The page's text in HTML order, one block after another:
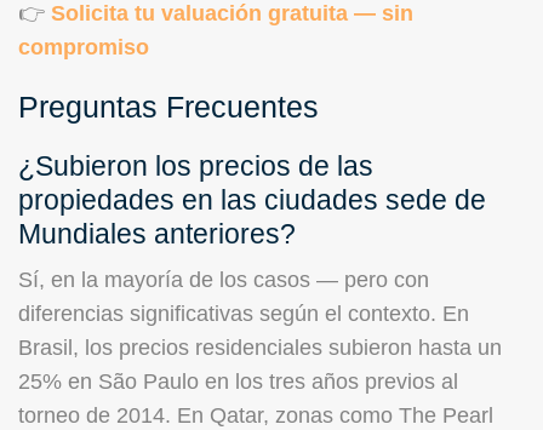
👉 Solicita tu valuación gratuita — sin
compromiso
Preguntas Frecuentes
¿Subieron los precios de las
propiedades en las ciudades sede de
Mundiales anteriores?
Sí, en la mayoría de los casos — pero con
diferencias significativas según el contexto. En
Brasil, los precios residenciales subieron hasta un
25% en São Paulo en los tres años previos al
torneo de 2014. En Qatar, zonas como The Pearl